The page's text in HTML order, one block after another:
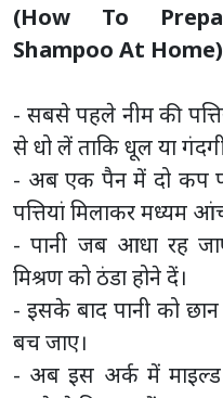
(How To
Shampoo At Home)
- सबसे पहले नीम की
से धो लें ताकि धूल या
- अब एक पैन में दो कप
पत्तियां मिलाकर मध्यम
- पानी जब आधा रह
मिश्रण को ठंडा होने दें।
- इसके बाद पानी को
बच जाए।
- अब इस अर्क में माइल्ड